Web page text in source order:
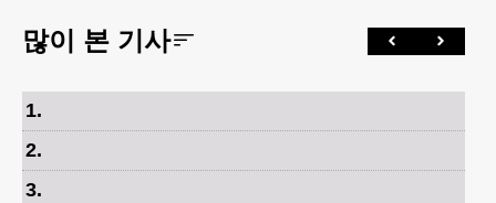
많이 본 기사
1.
2.
3.